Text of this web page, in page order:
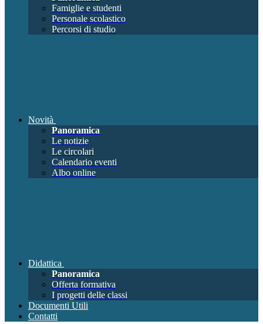
Famiglie e studenti
Personale scolastico
Percorsi di studio
Novità
Panoramica
Le notizie
Le circolari
Calendario eventi
Albo online
Didattica
Panoramica
Offerta formativa
I progetti delle classi
Documenti Utili
Contatti